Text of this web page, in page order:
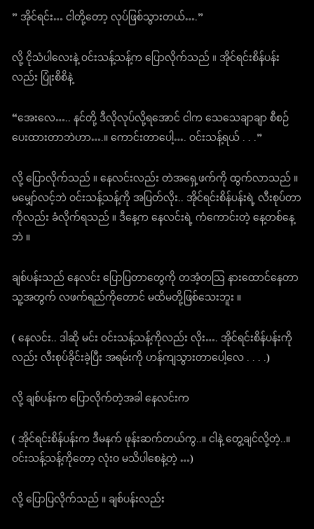
” အိုင်ရင်း… ငါတို့တော့ လုပ်ဖြစ်သွားတယ်….”
လို့ ငိုသံပါလေးနဲ့ ဝင်းသန့်သန့်က ပြောလိုက်သည် ။ အိုင်ရင်းစိန်ပန်း
လည်း ပြုံးစိစိနဲ့
“အေးလေ….. နင်တို့ ဒီလိုလုပ်လို့ရအောင် ငါက သေသေချာချာ စီစဉ်
ပေးထားတာဘဲဟာ….။ ကောင်းတာပေါ့…. ဝင်းသန့်ရယ် . . .”
လို့ ပြောလိုက်သည် ။ နေလင်းလည်း တဲအရှေ့ဖက်ကို ထွက်လာသည် ။
မမျှော်လင့်ဘဲ ဝင်းသန့်သန့်ကို အပြတ်လိုး.. အိုင်ရင်းစိန်ပန်းရဲ့ လီးစုပ်တာ
ကိုလည်း ခံလိုက်ရသည် ။ ဒီနေ့က နေလင်းရဲ့ ကံကောင်းတဲ့ နေ့တစ်နေ့
ဘဲ ။
ချစ်ပန်းသည် နေလင်း ပြောပြတာတွေကို တအံ့တဩ နားထောင်နေတာ
သူ့အတွက် လဖက်ရည်ကိုတောင် မထိမတို့ဖြစ်သေးဘူး ။
( နေလင်း.. ဒါဆို မင်း ဝင်းသန့်သန့်ကိုလည်း လိုး…. အိုင်ရင်းစိန်ပန်းကို
လည်း လီးစုပ်ခိုင်းခဲ့ပြီး အရမ်းကို ဟန်ကျသွားတာပေါ့လေ . . . .)
လို့ ချစ်ပန်းက ပြောလိုက်တဲ့အခါ နေလင်းက
( အိုင်ရင်းစိန်ပန်းက ဒီမနက် ဖုန်းဆက်တယ်ကွ..။ ငါနဲ့ တွေ့ချင်လို့တဲ့..။
ဝင်းသန့်သန့်ကိုတော့ လုံးဝ မသိပါစေနဲ့တဲ့ …)
လို့ ပြောပြလိုက်သည် ။ ချစ်ပန်းလည်း